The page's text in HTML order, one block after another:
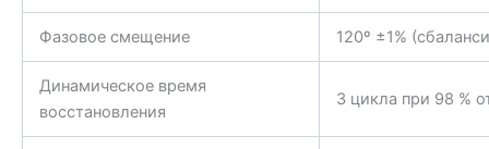
Фазовое смещение 120º ±1%
Динамическое время
восстановления
3 цикла при 98 %